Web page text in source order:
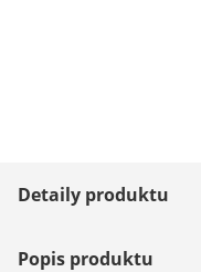
Detaily produktu
Popis produktu